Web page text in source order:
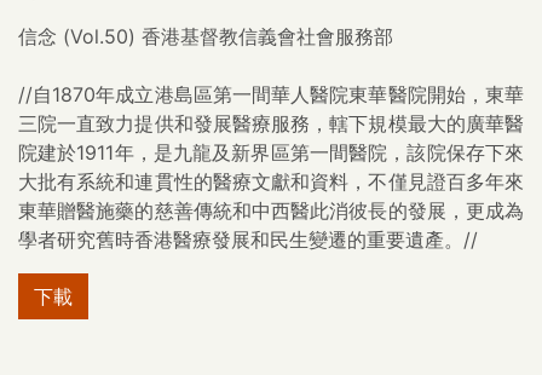
信念 (Vol.50) 香港基督教信義會社會服務部
//自1870年成立港島區第一間華人醫院東華醫院開始，東華
三院一直致力提供和發展醫療服務，轄下規模最大的廣華醫
院建於1911年，是九龍及新界區第一間醫院，該院保存下來
大批有系統和連貫性的醫療文獻和資料，不僅見證百多年來
東華贈醫施藥的慈善傳統和中西醫此消彼長的發展，更成為
學者研究舊時香港醫療發展和民生變遷的重要遺產。//
下載